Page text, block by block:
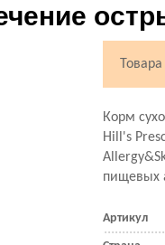
Корм
Hill's
пищевых
Артикул